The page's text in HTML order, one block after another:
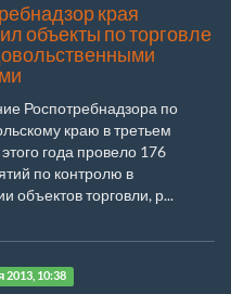
края
объекты по торговле
Роспотребнадзора по
краю в третьем
года провело 176
по контролю в
объектов торговли, р...
2013, 10:38